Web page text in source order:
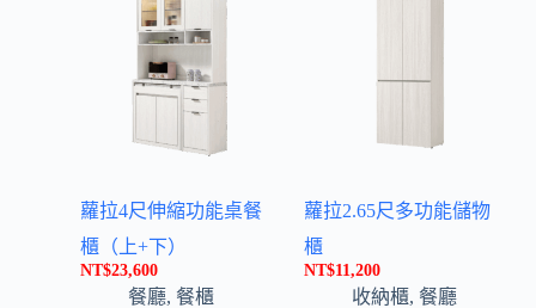
蘿拉4尺伸縮功能桌餐
櫃（上+下）
NT$23,600
餐廳, 餐櫃
蘿拉2.65尺多功能儲物
櫃
NT$11,200
收納櫃, 餐廳